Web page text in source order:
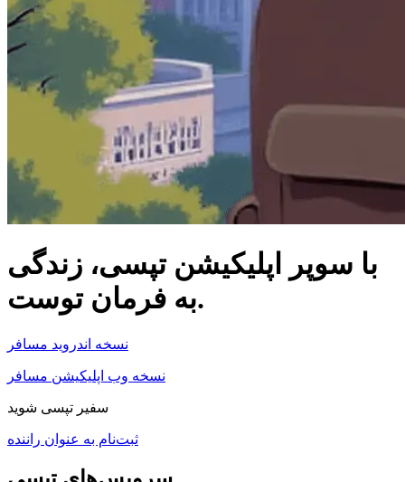
با سوپر اپلیکیشن تپسی، زندگی
به فرمان توست.
نسخه اندروید مسافر
نسخه وب اپلیکیشن مسافر
سفیر تپسی شوید
ثبت‌نام به عنوان راننده